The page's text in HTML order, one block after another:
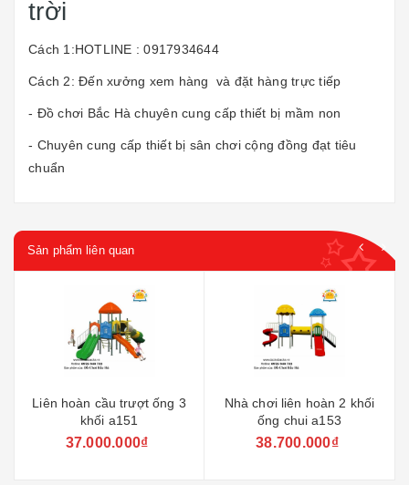
trời
Cách 1:HOTLINE : 0917934644
Cách 2: Đến xưởng xem hàng và đặt hàng trực tiếp
- Đồ chơi Bắc Hà chuyên cung cấp thiết bị mầm non
- Chuyên cung cấp thiết bị sân chơi cộng đồng đạt tiêu
chuẩn
Sản phẩm liên quan
Liên hoàn cầu trượt ống 3
khối a151
37.000.000₫
Nhà chơi liên hoàn 2 khối
ống chui a153
38.700.000₫